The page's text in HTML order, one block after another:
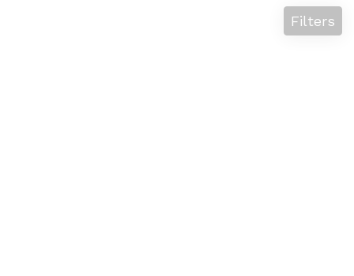
Filters